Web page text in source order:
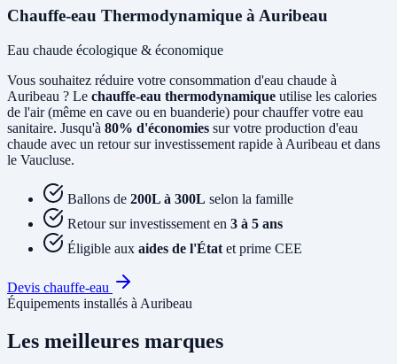
Chauffe-eau Thermodynamique à Auribeau
Eau chaude écologique & économique
Vous souhaitez réduire votre consommation d'eau chaude à
Auribeau ? Le chauffe-eau thermodynamique utilise les calories
de l'air (même en cave ou en buanderie) pour chauffer votre eau
sanitaire. Jusqu'à 80% d'économies sur votre production d'eau
chaude avec un retour sur investissement rapide à Auribeau et dans
le Vaucluse.
Ballons de 200L à 300L selon la famille
Retour sur investissement en 3 à 5 ans
Éligible aux aides de l'État et prime CEE
Devis chauffe-eau
Équipements installés à Auribeau
Les meilleures marques